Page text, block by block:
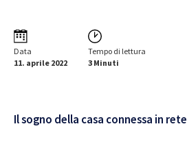
Data
11. aprile 2022
Tempo di lettura
3 Minuti
Il sogno della casa connessa in rete